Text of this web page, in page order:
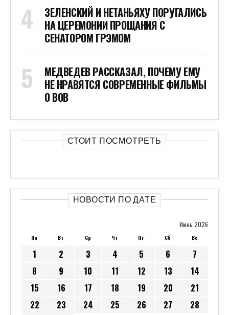
ЗЕЛЕНСКИЙ И НЕТАНЬЯХУ ПОРУГАЛИСЬ
НА ЦЕРЕМОНИИ ПРОЩАНИЯ С
СЕНАТОРОМ ГРЭМОМ
МЕДВЕДЕВ РАССКАЗАЛ, ПОЧЕМУ ЕМУ
НЕ НРАВЯТСЯ СОВРЕМЕННЫЕ ФИЛЬМЫ
О ВОВ
СТОИТ ПОСМОТРЕТЬ
НОВОСТИ ПО ДАТЕ
Июнь 2026
Пн Вт Ср Чт Пт Сб Вс
1 2 3 4 5 6
7
8
9 10 11 12 13
14
15
16 17 18 19 20
21
22
23 24 25 26 27
28